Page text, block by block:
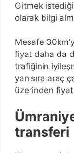
Gitmek
olarak bilgi
Mesafe
fiyat daha da
trafiğinin
yanısıra araç
üzerinden
transferi